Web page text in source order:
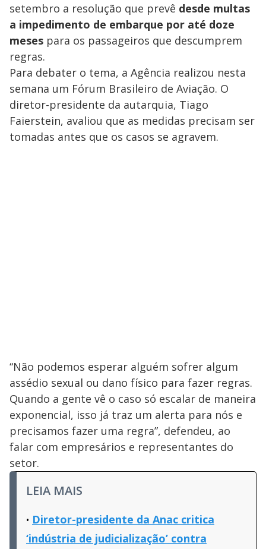
setembro a resolução que prevê desde multas
a impedimento de embarque por até doze
meses para os passageiros que descumprem
regras.
Para debater o tema, a Agência realizou nesta
semana um Fórum Brasileiro de Aviação. O
diretor-presidente da autarquia, Tiago
Faierstein, avaliou que as medidas precisam ser
tomadas antes que os casos se agravem.
“Não podemos esperar alguém sofrer algum
assédio sexual ou dano físico para fazer regras.
Quando a gente vê o caso só escalar de maneira
exponencial, isso já traz um alerta para nós e
precisamos fazer uma regra”, defendeu, ao
falar com empresários e representantes do
setor.
LEIA MAIS
Diretor-presidente da Anac critica
‘indústria de judicialização’ contra